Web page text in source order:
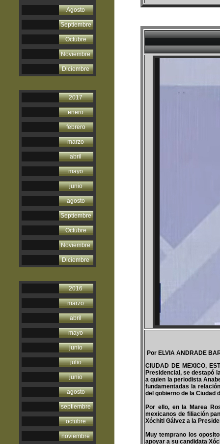
Agosto
Septiembre
Octubre
Noviembre
Diciembre
2017
enero
febrero
marzo
abril
mayo
junio
agosto
Septiembre
Octubre
Noviembre
Diciembre
2016
marzo
abril
mayo
junio
julio
junio
agosto
septiembre
octubre
noviembre
Por ELVIA ANDRADE
CIUDAD DE MEXICO,
Presidencial, se destapó
a quien la periodista
fundamentadas la
del gobierno de la Ciudad
Por ello, en la Marea
mexicanos de filiación
Xóchitl Gálvez a la
Muy temprano los
apoyar a su candidata